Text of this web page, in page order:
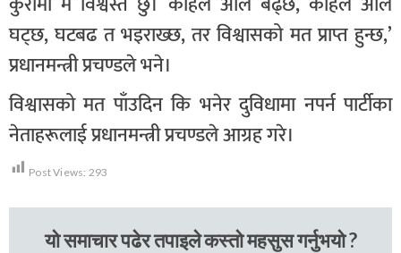
घट्छ, घटबढ त भइराख्छ, तर विश्वासको मत प्राप्त हुन्छ,’
प्रधानमन्त्री प्रचण्डले भने।
विश्वासको मत पाँउदिन कि भनेर दुविधामा नपर्न पार्टीका
नेताहरूलाई प्रधानमन्त्री प्रचण्डले आग्रह गरे।
Post Views: 293
यो समाचार पढेर तपाइले कस्तो महसुस गर्नुभयो ?